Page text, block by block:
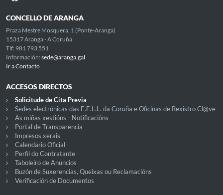
CONCELLO DE ARANGA
Praza Mestre Mosquera, 1 (Ponte-Aranga)
15317 Aranga - A Coruña
Tlf: 981 793 551
Información: sede@aranga.gal
Ir a Contacto
ACCESOS DIRECTOS
Solicitude de Cita Previa
Sedes electrónicas das E.E.L.L. da Coruña e Oficinas de Rexistro Cl@ve
As miñas xestións - Notificacións
Portal de Transparencia
Impresos xerais
Calendario Oficial
Perfil do Contratante
Taboleiro de Anuncios
Buzón de Suxerencias, Queixas ou Reclamacións
Verificación de Documentos